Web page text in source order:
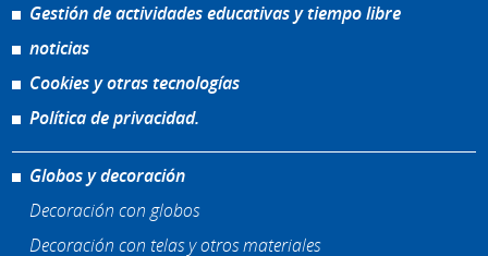
Gestión de actividades educativas y tiempo libre
noticias
Cookies y otras tecnologías
Política de privacidad.
Globos y decoración
Decoración con globos
Decoración con telas y otros materiales